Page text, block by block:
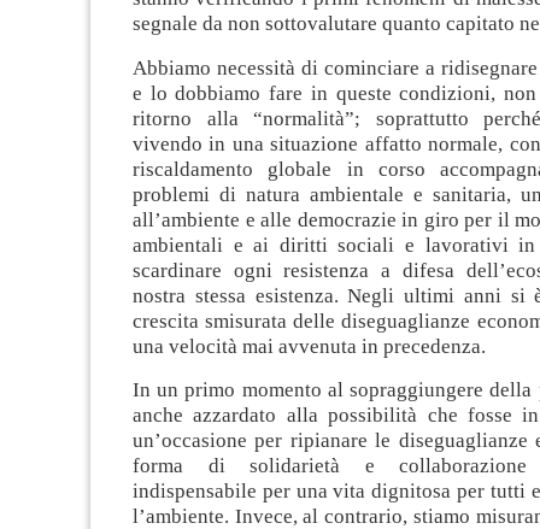
segnale da non sottovalutare quanto capitato
Abbiamo necessità di cominciare a
e lo dobbiamo fare in queste condizioni,
ritorno alla “normalità”; soprattutto
vivendo in una situazione affatto normale,
riscaldamento globale in corso
problemi di natura ambientale e sanitaria,
all’ambiente e alle democrazie in giro per il
ambientali e ai diritti sociali e lavorativi
scardinare ogni resistenza a difesa
nostra stessa esistenza. Negli ultimi anni si
crescita smisurata delle diseguaglianze
una velocità mai avvenuta in precedenza.
In un primo momento al sopraggiungere della
anche azzardato alla possibilità che fosse
un’occasione per ripianare le diseguaglianze
forma di solidarietà e collaborazione
indispensabile per una vita dignitosa per tutti
l’ambiente. Invece, al contrario, stiamo